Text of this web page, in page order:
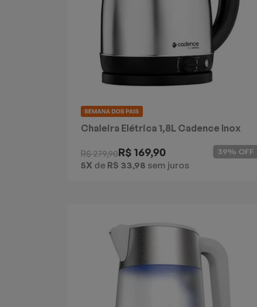
Chaleira Elétrica 1,8L Cadence Inox
R$ 279,90R$ 169,90
5X de R$ 33,98 sem juros
39% OFF